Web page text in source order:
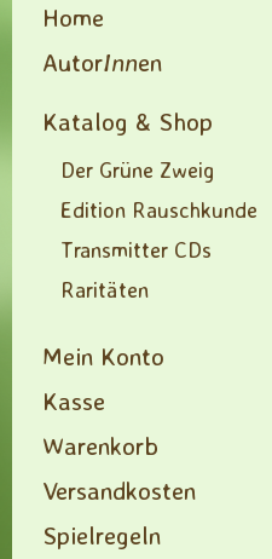
Home
AutorInnen
Katalog & Shop
Der Grüne Zweig
Edition Rauschkunde
Transmitter CDs
Raritäten
Mein Konto
Kasse
Warenkorb
Versandkosten
Spielregeln